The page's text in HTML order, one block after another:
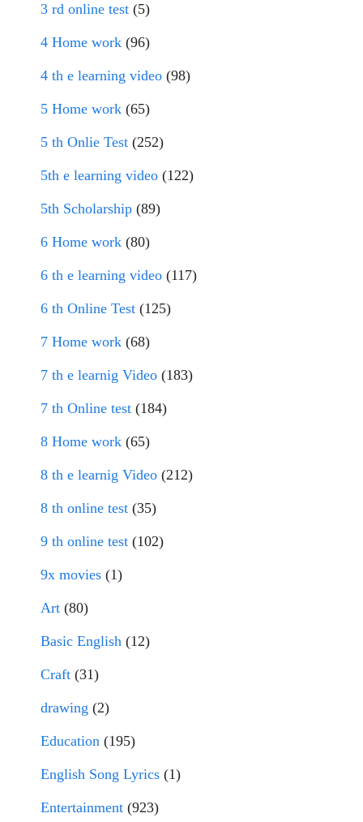
3 rd online test (5)
4 Home work (96)
4 th e learning video (98)
5 Home work (65)
5 th Onlie Test (252)
5th e learning video (122)
5th Scholarship (89)
6 Home work (80)
6 th e learning video (117)
6 th Online Test (125)
7 Home work (68)
7 th e learnig Video (183)
7 th Online test (184)
8 Home work (65)
8 th e learnig Video (212)
8 th online test (35)
9 th online test (102)
9x movies (1)
Art (80)
Basic English (12)
Craft (31)
drawing (2)
Education (195)
English Song Lyrics (1)
Entertainment (923)